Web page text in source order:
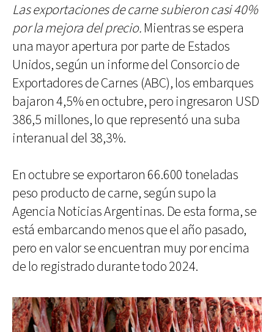
Las exportaciones de carne subieron casi 40%
por la mejora del precio.Mientras se espera
una mayor apertura por parte de Estados
Unidos, según un informe del Consorcio de
Exportadores de Carnes (ABC), los embarques
bajaron 4,5% en octubre, pero ingresaron USD
386,5 millones, lo que representó una suba
interanual del 38,3%.
En octubre se exportaron 66.600 toneladas
peso producto de carne, según supo la
Agencia Noticias Argentinas. De esta forma, se
está embarcando menos que el año pasado,
pero en valor se encuentran muy por encima
de lo registrado durante todo 2024.